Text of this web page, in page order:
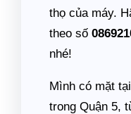
thọ của máy.
theo số
nhé!
Mình có mặt
trong Quận 5,